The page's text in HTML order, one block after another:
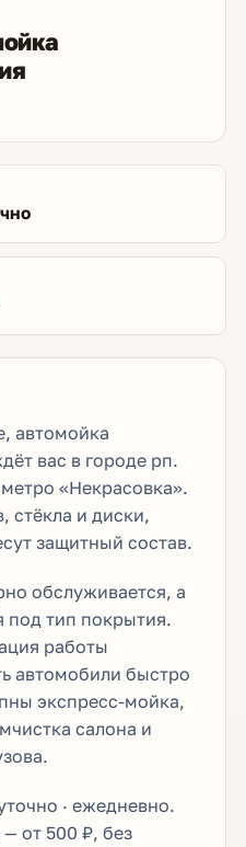
автомойка
вас в городе рп.
«Некрасовка».
стёкла и диски,
защитный состав.
обслуживается, а
под тип покрытия.
работы
автомобили быстро
экспресс-мойка,
салона и
· ежедневно.
от 500 ₽, без